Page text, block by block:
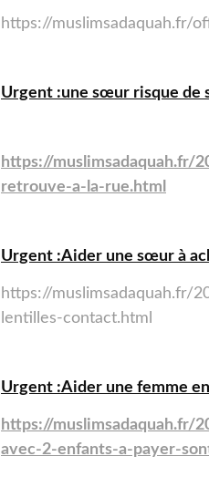
https://muslimsadaquah.fr/
Urgent :une sœur risque de
https://muslimsadaquah.fr/
retrouve-a-la-rue.html
Urgent :Aider une sœur à
https://muslimsadaquah.fr/
lentilles-contact.html
Urgent :Aider une femme
https://muslimsadaquah.fr/
avec-2-enfants-a-payer-